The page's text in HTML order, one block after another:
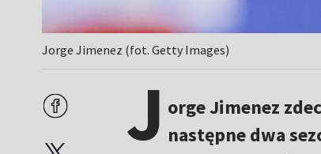
Jorge Jimenez (fot. Getty Images)
J orge Jimenez
następne dwa